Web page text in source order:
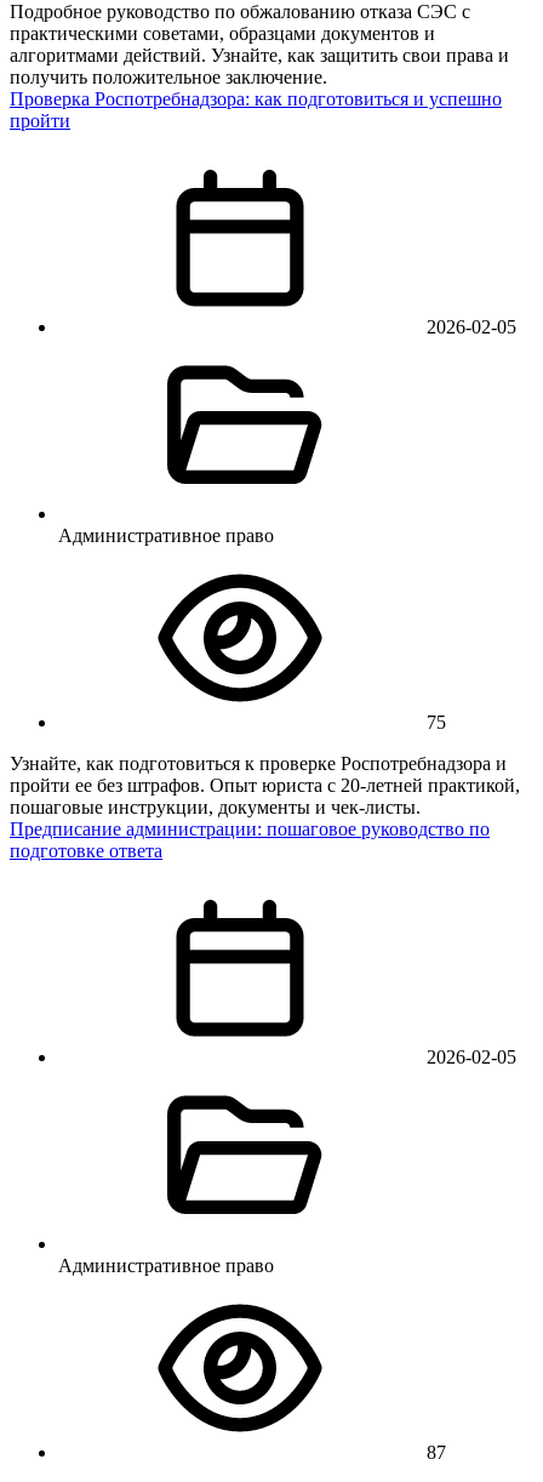
Подробное руководство по обжалованию отказа СЭС с
практическими советами, образцами документов и
алгоритмами действий. Узнайте, как защитить свои права и
получить положительное заключение.
Проверка Роспотребнадзора: как подготовиться и успешно
пройти
2026-02-05
Административное право
75
Узнайте, как подготовиться к проверке Роспотребнадзора и
пройти ее без штрафов. Опыт юриста с 20-летней практикой,
пошаговые инструкции, документы и чек-листы.
Предписание администрации: пошаговое руководство по
подготовке ответа
2026-02-05
Административное право
87